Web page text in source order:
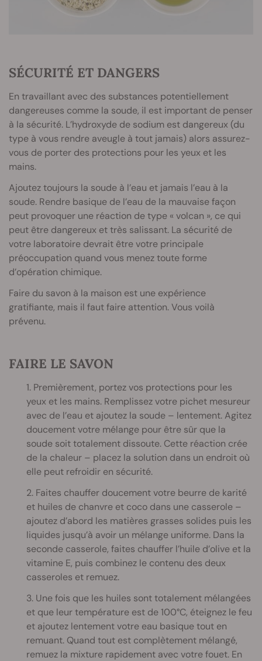
SÉCURITÉ ET DANGERS
En travaillant avec des substances potentiellement
dangereuses comme la soude, il est important de penser
à la sécurité. L’hydroxyde de sodium est dangereux (du
type à vous rendre aveugle à tout jamais) alors assurez-
vous de porter des protections pour les yeux et les
mains.
Ajoutez toujours la soude à l’eau et jamais l’eau à la
soude. Rendre basique de l’eau de la mauvaise façon
peut provoquer une réaction de type « volcan », ce qui
peut être dangereux et très salissant. La sécurité de
votre laboratoire devrait être votre principale
préoccupation quand vous menez toute forme
d’opération chimique.
Faire du savon à la maison est une expérience
gratifiante, mais il faut faire attention. Vous voilà
prévenu.
FAIRE LE SAVON
1. Premièrement, portez vos protections pour les
yeux et les mains. Remplissez votre pichet mesureur
avec de l’eau et ajoutez la soude – lentement. Agitez
doucement votre mélange pour être sûr que la
soude soit totalement dissoute. Cette réaction crée
de la chaleur – placez la solution dans un endroit où
elle peut refroidir en sécurité.
2. Faites chauffer doucement votre beurre de karité
et huiles de chanvre et coco dans une casserole –
ajoutez d’abord les matières grasses solides puis les
liquides jusqu’à avoir un mélange uniforme. Dans la
seconde casserole, faites chauffer l’huile d’olive et la
vitamine E, puis combinez le contenu des deux
casseroles et remuez.
3. Une fois que les huiles sont totalement mélangées
et que leur température est de 100°C, éteignez le feu
et ajoutez lentement votre eau basique tout en
remuant. Quand tout est complètement mélangé,
remuez la mixture rapidement avec votre fouet. En